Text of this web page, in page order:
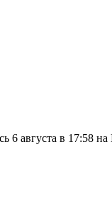
6 августа в 17:58